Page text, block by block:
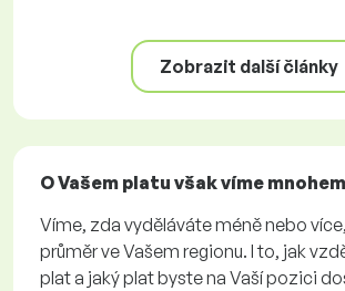
Zobrazit další články
O Vašem platu však víme
Víme, zda vyděláváte méně nebo
průměr ve Vašem regionu. I to, jak
plat a jaký plat byste na Vaší pozici